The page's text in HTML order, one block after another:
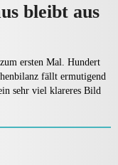
bleibt aus
ersten Mal. Hundert
fällt ermutigend
sehr viel klareres Bild